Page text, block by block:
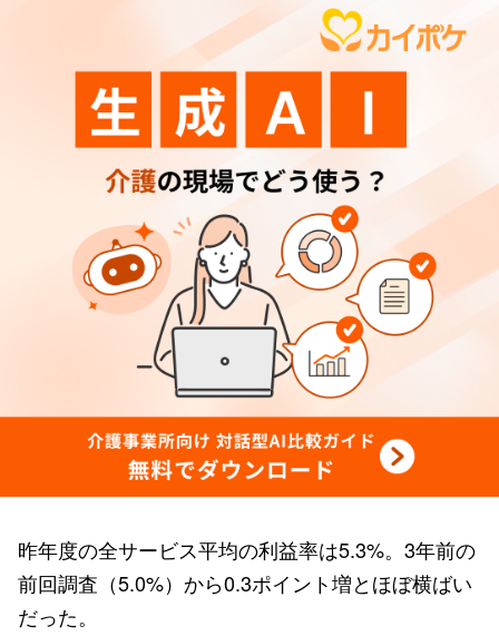
昨年度の全サービス平均の利益率は5.3%。3年前の
前回調査（5.0%）から0.3ポイント増とほぼ横ばい
だった。